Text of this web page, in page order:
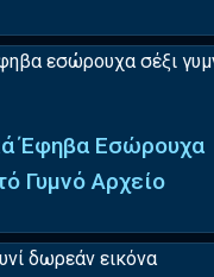
Έφηβα Εσώρουχα
Γυμνό Αρχείο